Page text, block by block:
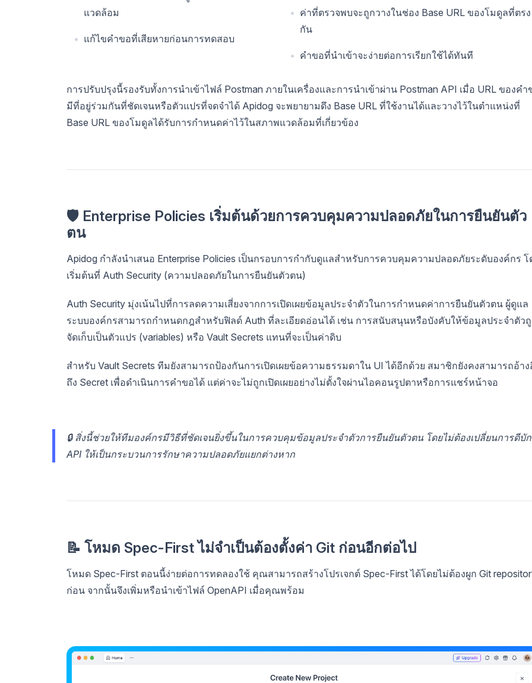
แวดล้อม
แก้ไขคำขอที่เสียหายก่อนการทดสอบ
ค่าที่ตรวจพบจะถูกวางในช่อง Base URL ของโมดูลที่ตรง
กัน
คำขอที่นำเข้าจะง่ายต่อการเรียกใช้ได้ทันที
การปรับปรุงนี้รองรับทั้งการนำเข้าไฟล์ Postman ภายในเครื่องและการนำเข้าผ่าน Postman API เมื่อ URL ของคำ
มีที่อยู่ร่วมกันที่ชัดเจนหรือตัวแปรที่จดจำได้ Apidog จะพยายามดึง Base URL ที่ใช้งานได้และวางไว้ในตำแหน่งที่
Base URL ของโมดูลได้รับการกำหนดค่าไว้ในสภาพแวดล้อมที่เกี่ยวข้อง
🛡️ Enterprise Policies เริ่มต้นด้วยการควบคุมความปลอดภัยในการยืนยันตัว
ตน
Apidog กำลังนำเสนอ Enterprise Policies เป็นกรอบการกำกับดูแลสำหรับการควบคุมความปลอดภัยระดับองค์กร โ
เริ่มต้นที่ Auth Security (ความปลอดภัยในการยืนยันตัวตน)
Auth Security มุ่งเน้นไปที่การลดความเสี่ยงจากการเปิดเผยข้อมูลประจำตัวในการกำหนดค่าการยืนยันตัวตน ผู้ดูแล
ระบบองค์กรสามารถกำหนดกฎสำหรับฟิลด์ Auth ที่ละเอียดอ่อนได้ เช่น การสนับสนุนหรือบังคับให้ข้อมูลประจำตัว
จัดเก็บเป็นตัวแปร (variables) หรือ Vault Secrets แทนที่จะเป็นค่าดิบ
สำหรับ Vault Secrets ทีมยังสามารถป้องกันการเปิดเผยข้อความธรรมดาใน UI ได้อีกด้วย สมาชิกยังคงสามารถอ้าง
ถึง Secret เพื่อดำเนินการคำขอได้ แต่ค่าจะไม่ถูกเปิดเผยอย่างไม่ตั้งใจผ่านไอคอนรูปตาหรือการแชร์หน้าจอ
🔒 สิ่งนี้ช่วยให้ทีมองค์กรมีวิธีที่ชัดเจนยิ่งขึ้นในการควบคุมข้อมูลประจำตัวการยืนยันตัวตน โดยไม่ต้องเปลี่ยนการดีบัก
API ให้เป็นกระบวนการรักษาความปลอดภัยแยกต่างหาก
📝 โหมด Spec-First ไม่จำเป็นต้องตั้งค่า Git ก่อนอีกต่อไป
โหมด Spec-First ตอนนี้ง่ายต่อการทดลองใช้ คุณสามารถสร้างโปรเจกต์ Spec-First ได้โดยไม่ต้องผูก Git
ก่อน จากนั้นจึงเพิ่มหรือนำเข้าไฟล์ OpenAPI เมื่อคุณพร้อม